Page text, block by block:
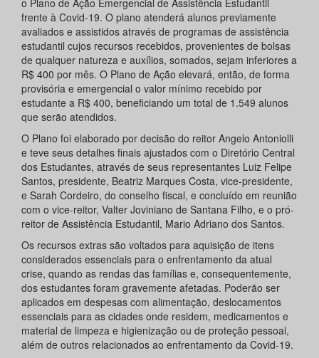
o Plano de Ação Emergencial de Assistência Estudantil
frente à Covid-19. O plano atenderá alunos previamente
avaliados e assistidos através de programas de assistência
estudantil cujos recursos recebidos, provenientes de bolsas
de qualquer natureza e auxílios, somados, sejam inferiores a
R$ 400 por mês. O Plano de Ação elevará, então, de forma
provisória e emergencial o valor mínimo recebido por
estudante a R$ 400, beneficiando um total de 1.549 alunos
que serão atendidos.
O Plano foi elaborado por decisão do reitor Angelo Antoniolli
e teve seus detalhes finais ajustados com o Diretório Central
dos Estudantes, através de seus representantes Luiz Felipe
Santos, presidente, Beatriz Marques Costa, vice-presidente,
e Sarah Cordeiro, do conselho fiscal, e concluído em reunião
com o vice-reitor, Valter Joviniano de Santana Filho, e o pró-
reitor de Assistência Estudantil, Mario Adriano dos Santos.
Os recursos extras são voltados para aquisição de itens
considerados essenciais para o enfrentamento da atual
crise, quando as rendas das famílias e, consequentemente,
dos estudantes foram gravemente afetadas. Poderão ser
aplicados em despesas com alimentação, deslocamentos
essenciais para as cidades onde residem, medicamentos e
material de limpeza e higienização ou de proteção pessoal,
além de outros relacionados ao enfrentamento da Covid-19.